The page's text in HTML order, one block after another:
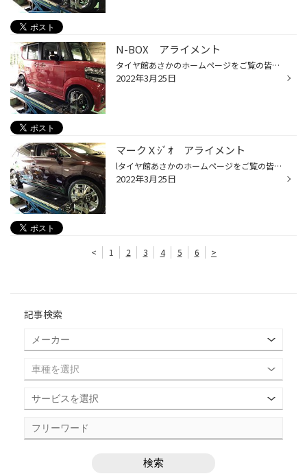
N-BOX アライメント
タイヤ館あさかのホームページをご覧の皆様 こんにちは！ いつもご覧いただきありがとうございます！！ ★ホンダ ★N-BOX ★車写真 ※作業時間：60分～90分 ※作業内容、車種により時間は変わります。 安全・安心のためにアライメント測定＆調整もさせていただきました。 『アライメントとは？』 ↓ ↓ ↓ ↓...
2022年3月25日
マークＸｼﾞｵ アライメント
lタイヤ館あさかのホームページをご覧の皆様 こんにちは！ いつもご覧いただきありがとうございます！！ ★トヨタ ★マークXジオ ★車写真 ※作業時間：60分～90分 ※作業内容、車種により時間は変わります。 安全・安心のためにアライメント測定＆調整もさせていただきました。 『アライメントとは？』 ...
2022年3月25日
< 1 2 3 4 5 6 >
記事検索